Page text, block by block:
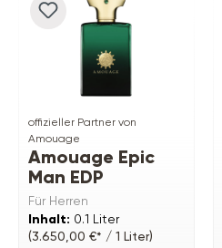
offizieller Partner von
Amouage
Amouage Epic
Man EDP
Für Herren
Inhalt: 0.1 Liter
(3.650,00 €* / 1 Liter)